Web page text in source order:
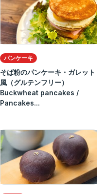
パンケーキ
そば粉のパンケーキ・ガレット
風（グルテンフリー）
Buckwheat pancakes /
Pancakes...